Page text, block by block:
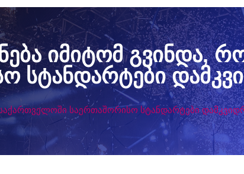
იმიტომ გვინდა,
სტანდარტები
საერთაშორისო სტანდარტები